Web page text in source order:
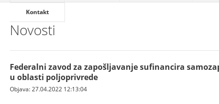
Kontakt
Novosti
Federalni zavod za zapošljavanje sufinancira
u oblasti poljoprivrede
Objava: 27.04.2022 12:13:04